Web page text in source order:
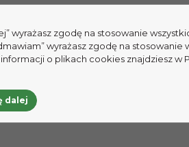
wyrażasz zgodę na stosowanie
wyrażasz zgodę na stosowanie
o plikach cookies znajdziesz w
dalej